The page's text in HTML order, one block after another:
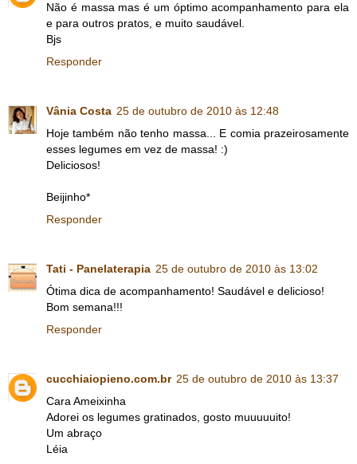
Não é massa mas é um óptimo acompanhamento para ela
e para outros pratos, e muito saudável.
Bjs
Responder
Vânia Costa 25 de outubro de 2010 às 12:48
Hoje também não tenho massa... E comia prazeirosamente
esses legumes em vez de massa! :)
Deliciosos!
Beijinho*
Responder
Tati - Panelaterapia 25 de outubro de 2010 às 13:02
Ótima dica de acompanhamento! Saudável e delicioso!
Bom semana!!!
Responder
cucchiaiopieno.com.br 25 de outubro de 2010 às 13:37
Cara Ameixinha
Adorei os legumes gratinados, gosto muuuuuito!
Um abraço
Léia